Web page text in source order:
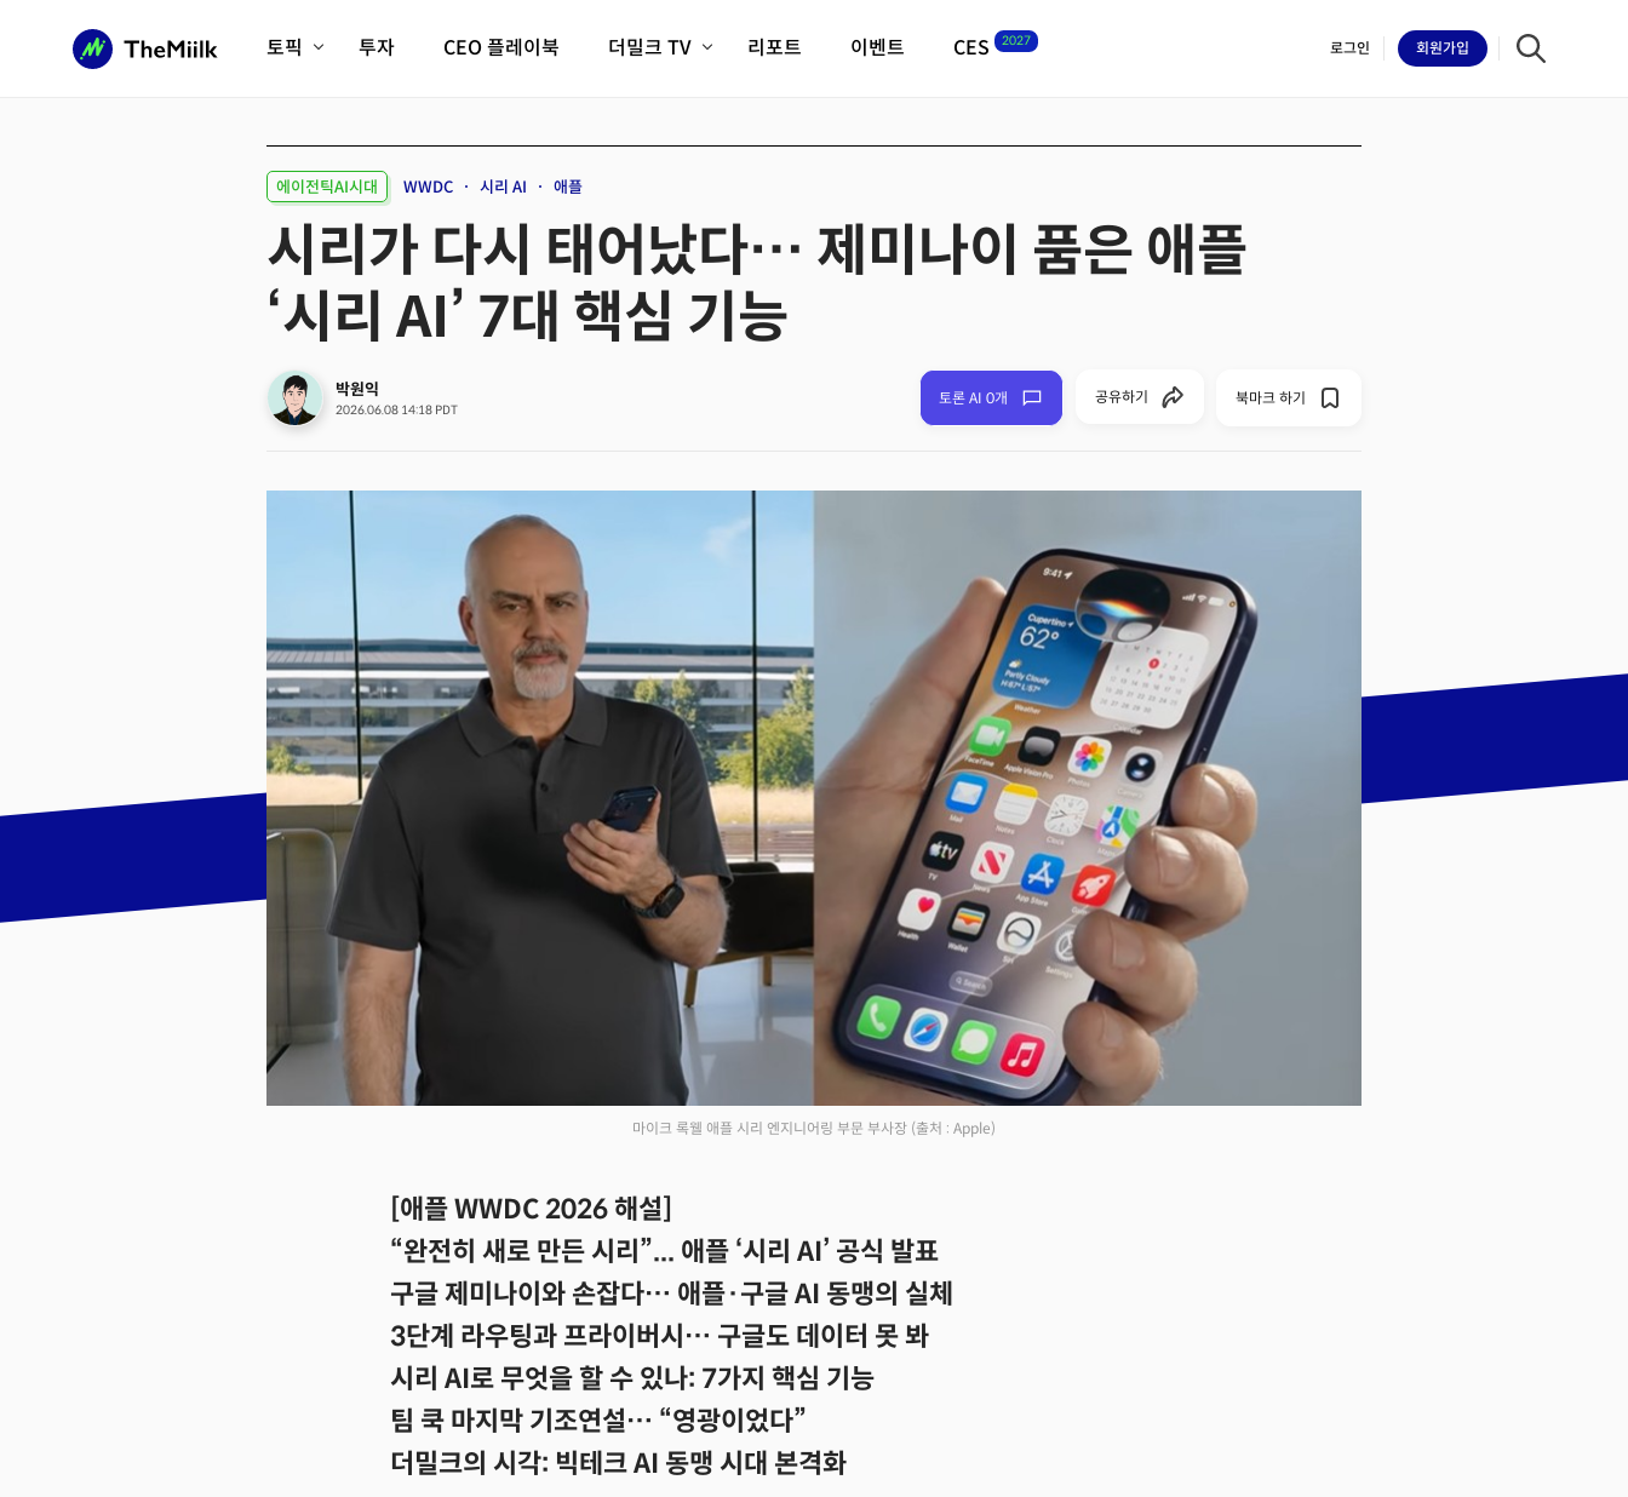
토픽
피지컬AI/로봇
AX비즈니스혁명
디지털자산
미래 교육/직업
전체 기사 보기
투자 CEO 플레이북 더밀크 TV
크리스의 뉴욕 시그널
더밀크 아카데미
더웨이브/트렌드쇼
리포트 이벤트 CES 2027
필드 가이드
CES2027 with TheMiilk
로그인 회원가입
에이전틱AI시대 WWDC 시리 AI 애플
시리가 다시 태어났다… 제미나이 품은 애플
‘시리 AI’ 7대 핵심 기능
박원익
2026.06.08 14:18 PDT
토론 AI 0개 공유하기
Facebook Twitter Kakaotalk LinkedIn
기사링크 복사하기
북마크 하기
마이크 록웰 애플 시리 엔지니어링 부문 부사장 (출처 : Apple)
[애플 WWDC 2026 해설]
“완전히 새로 만든 시리”... 애플 ‘시리 AI’ 공식 발표
구글 제미나이와 손잡다… 애플·구글 AI 동맹의 실체
3단계 라우팅과 프라이버시… 구글도 데이터 못 봐
시리 AI로 무엇을 할 수 있나: 7가지 핵심 기능
팀 쿡 마지막 기조연설… “영광이었다”
더밀크의 시각: 빅테크 AI 동맹 시대 본격화